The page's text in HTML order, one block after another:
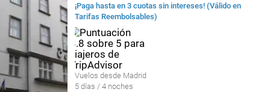
¡Paga hasta en 3 cuotas sin intereses! (Válido en
Tarifas Reembolsables)
Vuelos desde Madrid
5 días / 4 noches